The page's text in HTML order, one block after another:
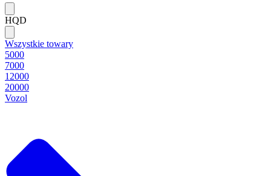
HQD
Wszystkie towary
5000
7000
12000
20000
Vozol